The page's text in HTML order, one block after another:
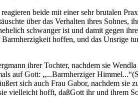
beide mit einer sehr brutalen
über das Verhalten ihres Sohnes,
schwanger ist und damit gegen
hoffen, und das Unsrige
ihrer Tochter, nachdem sie
auf Gott: „...Barmherziger
sich auch Frau Gabor, nachdem sie
vielleicht hofft, daßGott ihr und ihrem